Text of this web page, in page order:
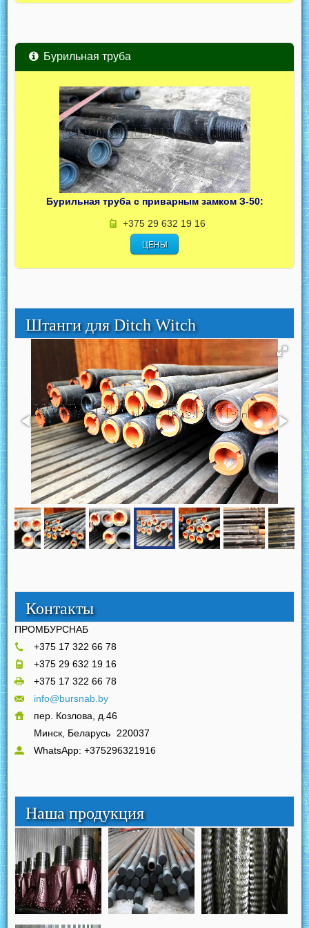
Бурильная труба
Бурильная труба с приварным замком З-50:
+375 29 632 19 16
ЦЕНЫ
Штанги для Ditch Witch
Контакты
ПРОМБУРСНАБ
+375 17 322 66 78
+375 29 632 19 16
+375 17 322 66 78
info@bursnab.by
пер. Козлова, д.46
Минск, Беларусь
220037
WhatsApp: +375296321916
Наша продукция